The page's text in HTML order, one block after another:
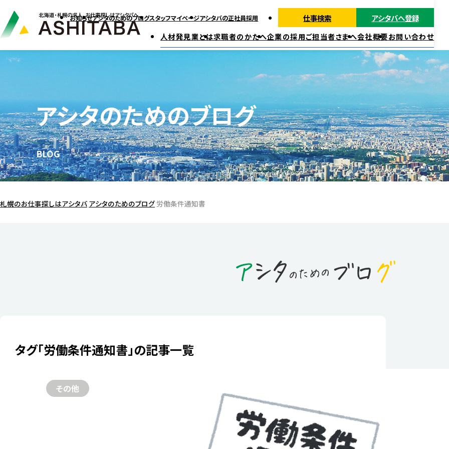
お知らせアシタのためのブログスタッフマイページアシタバの正社員採用 仕事検索
アシタバへ登録
人材発見業とは求職者のかたへ
派遣ではたらく
正社員・契約社員ではたらく
企業の採用ご担当者さまへ会社概要お問い合わせ
アシタのためのブログ
BLOG
札幌のお仕事探しはアシタバ アシタのためのブログ 労働条件通知書
タグ「労働条件通知書」の記事一覧
その他
2024年4月どう変わる？求職者や労働
者が知っておきたい法改正！